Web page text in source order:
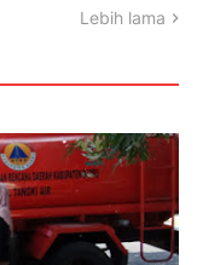
Lebih lama